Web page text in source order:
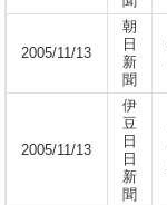
2005/11/13
朝
日
新
聞
2005/11/13
伊
豆
日
日
新
聞